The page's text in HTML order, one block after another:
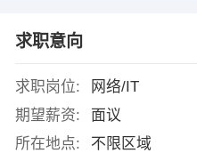
求职意向
求职岗位:
网络/IT
期望薪资:
面议
所在地点:
不限区域